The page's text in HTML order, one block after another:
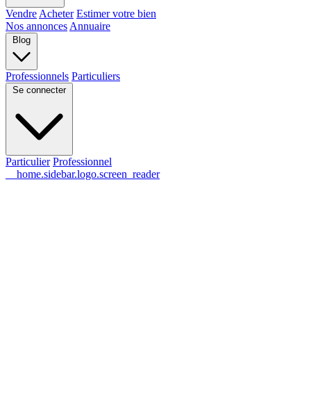
Vendre Acheter Estimer votre bien
Nos annonces Annuaire
Blog
Professionnels Particuliers
Se connecter
Particulier Professionnel
__home.sidebar.logo.screen_reader